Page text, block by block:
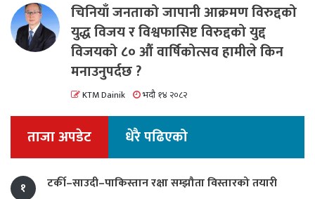
चिनियाँ जनताको जापानी आक्रमण विरुद्दको
युद्ध विजय र विश्वफासिष्ट विरुद्दको युद्द
विजयको ८० औं वार्षिकोत्सव हामीले किन
मनाउनुपर्दछ ?
KTM Dainik भदौ १४ २०८२
ताजा अपडेट धेरै पढिएको
१ टर्की–साउदी–पाकिस्तान रक्षा सम्झौता विस्तारको तयारी